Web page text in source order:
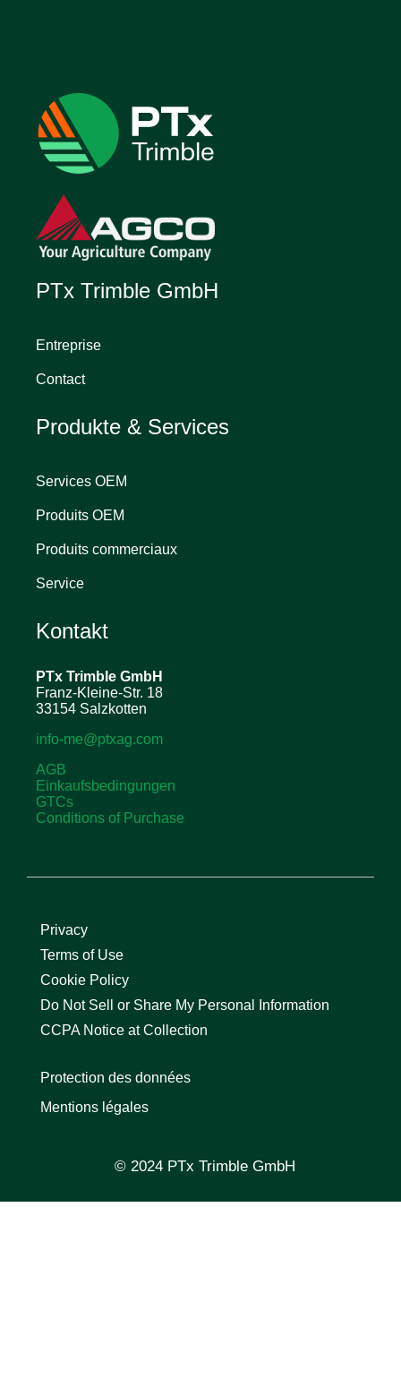
PTx Trimble GmbH
Entreprise
Contact
Produkte & Services
Services OEM
Produits OEM
Produits commerciaux
Service
Kontakt
PTx Trimble GmbH
Franz-Kleine-Str. 18
33154 Salzkotten
info-me@ptxag.com
AGB
Einkaufsbedingungen
GTCs
Conditions of Purchase
Privacy
Terms of Use
Cookie Policy
Do Not Sell or Share My Personal Information
CCPA Notice at Collection
Protection des données
Mentions légales
© 2024 PTx Trimble GmbH